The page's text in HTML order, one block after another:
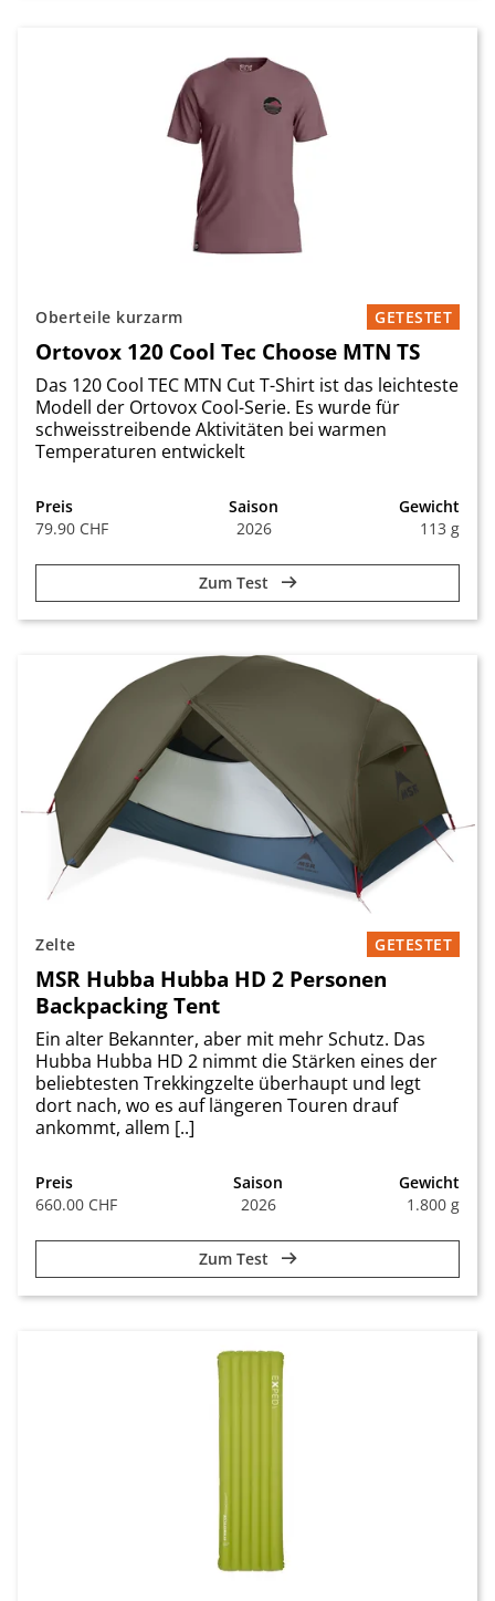
Oberteile kurzarm GETESTET
Ortovox 120 Cool Tec Choose MTN TS
Das 120 Cool TEC MTN Cut T-Shirt ist das leichteste
Modell der Ortovox Cool-Serie. Es wurde für
schweisstreibende Aktivitäten bei warmen
Temperaturen entwickelt
Preis
79.90 CHF
Saison
2026
Gewicht
113 g
Zum Test
Zelte GETESTET
MSR Hubba Hubba HD 2 Personen
Backpacking Tent
Ein alter Bekannter, aber mit mehr Schutz. Das
Hubba Hubba HD 2 nimmt die Stärken eines der
beliebtesten Trekkingzelte überhaupt und legt
dort nach, wo es auf längeren Touren drauf
ankommt, allem [..]
Preis
660.00 CHF
Saison
2026
Gewicht
1.800 g
Zum Test